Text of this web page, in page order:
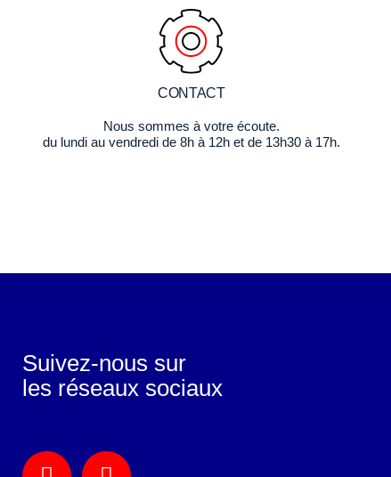
CONTACT
Nous sommes à votre écoute.
du lundi au vendredi de 8h à 12h et de 13h30 à 17h.
Suivez-nous sur
les réseaux sociaux